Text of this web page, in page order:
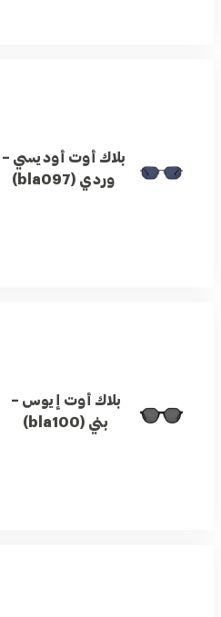
بلاك أوت أوديسي –
وردي (bla097)
بلاك أوت إيوس –
بني (bla100)